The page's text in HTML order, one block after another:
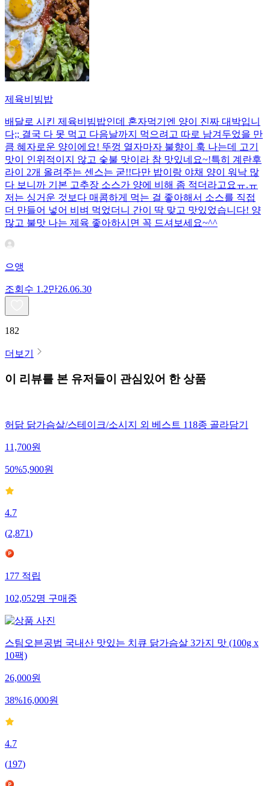
제육비빔밥
배달로 시킨 제육비빔밥인데 혼자먹기엔 양이 진짜 대박입니
다;; 결국 다 못 먹고 다음날까지 먹으려고 따로 남겨두었을 만
큼 혜자로운 양이에요! 뚜껑 열자마자 불향이 훅 나는데 고기
맛이 인위적이지 않고 숯불 맛이라 참 맛있네요~!특히 계란후
라이 2개 올려주는 센스는 굳!! ​다만 밥이랑 야채 양이 워낙 많
다 보니까 기본 고추장 소스가 양에 비해 좀 적더라고요ㅠ.ㅠ
저는 싱거운 것보다 매콤하게 먹는 걸 좋아해서 소스를 직접
더 만들어 넣어 비벼 먹었더니 간이 딱 맞고 맛있었습니다! 양
많고 불맛 나는 제육 좋아하시면 꼭 드셔보세요~^^
으앵
조회수 1.2만26.06.30
182
더보기
이 리뷰를 본 유저들이 관심있어 한 상품
허닭 닭가슴살/스테이크/소시지 외 베스트 118종 골라담기
11,700원
50%5,900원
4.7
(2,871)
177적립
102,052명구매중
스팀오븐공법 국내산 맛있는 치큐 닭가슴살 3가지 맛 (100g x
10팩)
26,000원
38%16,000원
4.7
(197)